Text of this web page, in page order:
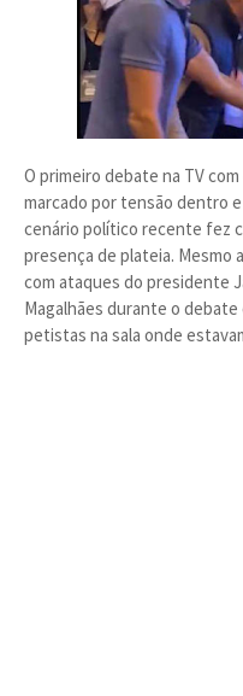
O primeiro debate na TV
marcado por tensão dentro
cenário político recente fez
presença de plateia. Mesmo
com ataques do presidente
Magalhães durante o
petistas na sala onde